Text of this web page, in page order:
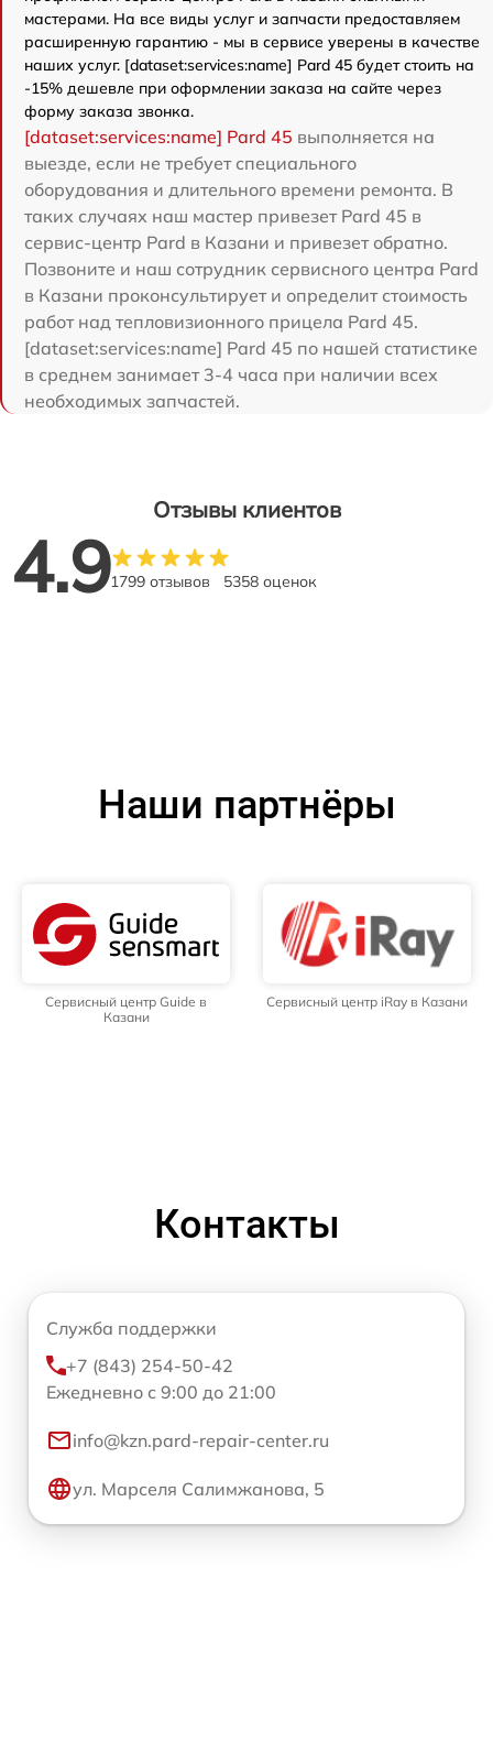
мастерами. На все виды услуг и запчасти предоставляем
расширенную гарантию - мы в сервисе уверены в качестве
наших услуг. [dataset:services:name] Pard 45 будет стоить на
-15% дешевле при оформлении заказа на сайте через
форму заказа звонка.
[dataset:services:name] Pard 45 выполняется на
выезде, если не требует специального
оборудования и длительного времени ремонта. В
таких случаях наш мастер привезет Pard 45 в
сервис-центр Pard в Казани и привезет обратно.
Позвоните и наш сотрудник сервисного центра Pard
в Казани проконсультирует и определит стоимость
работ над тепловизионного прицела Pard 45.
[dataset:services:name] Pard 45 по нашей статистике
в среднем занимает 3-4 часа при наличии всех
необходимых запчастей.
Отзывы клиентов
4.91799 отзывов 5358 оценок
Наши партнёры
Сервисный центр Guide в
Казани
Сервисный центр iRay в Казани
Контакты
Служба поддержки
+7 (843) 254-50-42
Ежедневно с 9:00 до 21:00
info@kzn.pard-repair-center.ru
ул. Марселя Салимжанова, 5